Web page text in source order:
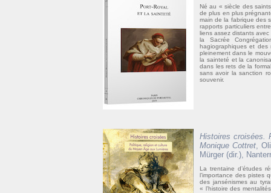
Né au « siècle des
de plus en plus
main de la fabrique des
rapports particuliers
liens assez distants
la Sacrée
hagiographiques et des
pleinement dans le
la sainteté et la
dans les rets de la
sans avoir la sanction
souvenir.
Histoires croisées.
Monique Cottret,
Mürger (dir.),
La trentaine d’études
l’importance des pistes
des jansénismes au
« l’histoire des